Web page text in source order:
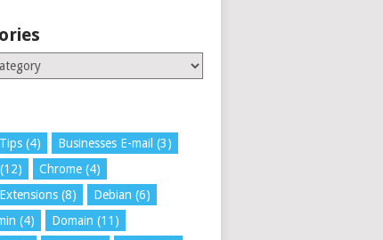
(4) Businesses E-mail (3)
(12) Chrome (4)
(8) Debian (6)
(4) Domain (11)